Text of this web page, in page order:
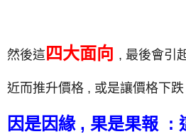
然後這 四大面向 , 最後會引
近而推升價格 , 或是讓價格下跌
因是因緣 , 果是果報 :